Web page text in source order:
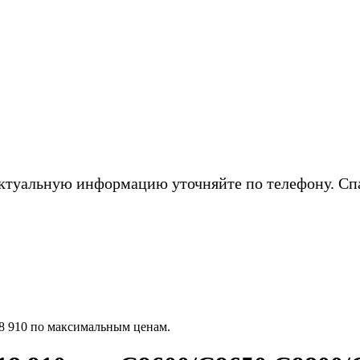
информацию уточняйте по телефону.
910 по максимальным ценам.